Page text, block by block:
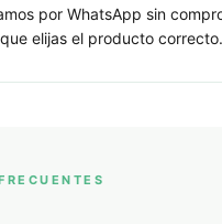
por WhatsApp sin
elijas el producto correcto.